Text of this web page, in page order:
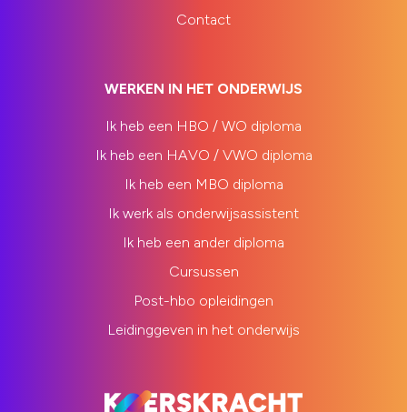
WERKEN IN HET ONDERWIJS
Ik heb een HBO / WO diploma
Ik heb een HAVO / VWO diploma
Ik heb een MBO diploma
Ik werk als onderwijsassistent
Ik heb een ander diploma
Cursussen
Post-hbo opleidingen
Leidinggeven in het onderwijs
Contact